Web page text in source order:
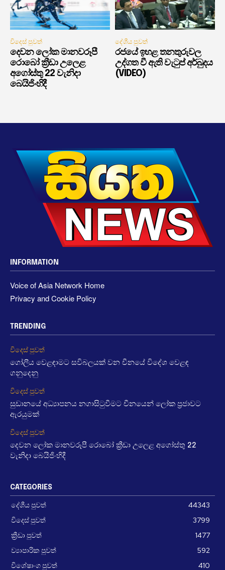
විදෙස් පුවත්
දෙවන ලෝක මානවරූපී
රොබෝ ක්‍රීඩා උලෙළ
අගෝස්තු 22 වැනිදා
බෙයිජිංහිදී
දේශීය පුවත්
රජයේ ඉහළ තනතුරුවල
උද්ගත වී ඇති වැටුප් අර්බුදය
(VIDEO)
INFORMATION
Voice of Asia Network Home
Privacy and Cookie Policy
TRENDING
විදෙස් පුවත්
ගෝලීය වෙළඳාමට සවිබලයක් වන චීනයේ විදේශ වෙළඳ
ගනුදෙනු
විදෙස් පුවත්
සුඩානයේ අධ්‍යාපනය නගාසිටුවීමට චීනයෙන් ලෝක ප්‍රජාවට
ඇරයුමක්
විදෙස් පුවත්
දෙවන ලෝක මානවරූපී රොබෝ ක්‍රීඩා උලෙළ අගෝස්තු 22
වැනිදා බෙයිජිංහිදී
CATEGORIES
දේශීය පුවත්
44343
විදෙස් පුවත්
3799
ක්‍රීඩා පුවත්
1477
ව්‍යාපාරික පුවත්
592
විශේෂාංග පුවත්
410